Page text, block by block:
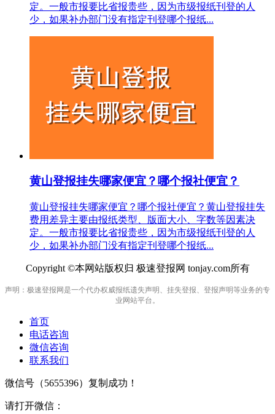
定。一般市报要比省报贵些，因为市级报纸刊登的人
少，如果补办部门没有指定刊登哪个报纸...
黄山登报挂失哪家便宜？哪个报社便宜？
黄山登报挂失哪家便宜？哪个报社便宜？黄山登报挂失
费用差异主要由报纸类型、版面大小、字数等因素决
定。一般市报要比省报贵些，因为市级报纸刊登的人
少，如果补办部门没有指定刊登哪个报纸...
Copyright ©本网站版权归 极速登报网 tonjay.com所有
声明：极速登报网是一个代办权威报纸遗失声明、挂失登报、登报声明等业务的专
业网站平台。
首页
电话咨询
微信咨询
联系我们
微信号（5655396）复制成功！
请打开微信：